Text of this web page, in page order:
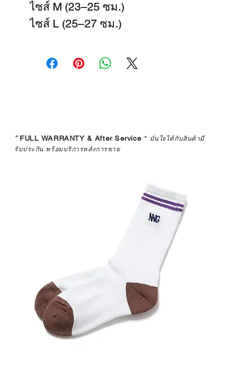
ไซส์ M (23–25 ซม.)
ไซส์ L (25–27 ซม.)
*FULL WARRANTY & After Service * มั่นใจได้กับสินค้ามี
รับประกัน พร้อมบริการหลังการขาย